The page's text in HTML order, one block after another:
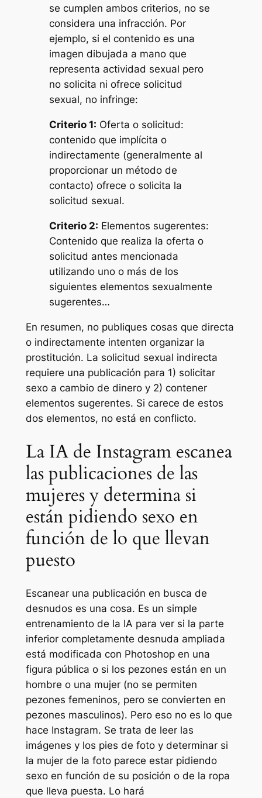
se cumplen ambos criterios, no se
considera una infracción. Por
ejemplo, si el contenido es una
imagen dibujada a mano que
representa actividad sexual pero
no solicita ni ofrece solicitud
sexual, no infringe:
Criterio 1: Oferta o solicitud:
contenido que implícita o
indirectamente (generalmente al
proporcionar un método de
contacto) ofrece o solicita la
solicitud sexual.
Criterio 2: Elementos sugerentes:
Contenido que realiza la oferta o
solicitud antes mencionada
utilizando uno o más de los
siguientes elementos sexualmente
sugerentes…
En resumen, no publiques cosas que directa
o indirectamente intenten organizar la
prostitución. La solicitud sexual indirecta
requiere una publicación para 1) solicitar
sexo a cambio de dinero y 2) contener
elementos sugerentes. Si carece de estos
dos elementos, no está en conflicto.
La IA de Instagram escanea
las publicaciones de las
mujeres y determina si
están pidiendo sexo en
función de lo que llevan
puesto
Escanear una publicación en busca de
desnudos es una cosa. Es un simple
entrenamiento de la IA para ver si la parte
inferior completamente desnuda ampliada
está modificada con Photoshop en una
figura pública o si los pezones están en un
hombre o una mujer (no se permiten
pezones femeninos, pero se convierten en
pezones masculinos). Pero eso no es lo que
hace Instagram. Se trata de leer las
imágenes y los pies de foto y determinar si
la mujer de la foto parece estar pidiendo
sexo en función de su posición o de la ropa
que lleva puesta. Lo hará